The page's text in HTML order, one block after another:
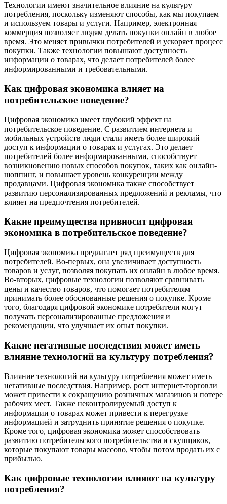
Технологии имеют значительное влияние на культуру
потребления, поскольку изменяют способы, как мы покупаем
и используем товары и услуги. Например, электронная
коммерция позволяет людям делать покупки онлайн в любое
время. Это меняет привычки потребителей и ускоряет процесс
покупки. Также технологии повышают доступность
информации о товарах, что делает потребителей более
информированными и требовательными.
Как цифровая экономика влияет на
потребительское поведение?
Цифровая экономика имеет глубокий эффект на
потребительское поведение. С развитием интернета и
мобильных устройств люди стали иметь более широкий
доступ к информации о товарах и услугах. Это делает
потребителей более информированными, способствует
возникновению новых способов покупок, таких как онлайн-
шоппинг, и повышает уровень конкуренции между
продавцами. Цифровая экономика также способствует
развитию персонализированных предложений и рекламы, что
влияет на предпочтения потребителей.
Какие преимущества привносит цифровая
экономика в потребительское поведение?
Цифровая экономика предлагает ряд преимуществ для
потребителей. Во-первых, она увеличивает доступность
товаров и услуг, позволяя покупать их онлайн в любое время.
Во-вторых, цифровые технологии позволяют сравнивать
цены и качество товаров, что помогает потребителям
принимать более обоснованные решения о покупке. Кроме
того, благодаря цифровой экономике потребители могут
получать персонализированные предложения и
рекомендации, что улучшает их опыт покупки.
Какие негативные последствия может иметь
влияние технологий на культуру потребления?
Влияние технологий на культуру потребления может иметь
негативные последствия. Например, рост интернет-торговли
может привести к сокращению розничных магазинов и потере
рабочих мест. Также неконтролируемый доступ к
информации о товарах может привести к перегрузке
информацией и затруднить принятие решения о покупке.
Кроме того, цифровая экономика может способствовать
развитию потребительского потребительства и скупщиков,
которые покупают товары массово, чтобы потом продать их с
прибылью.
Как цифровые технологии влияют на культуру
потребления?